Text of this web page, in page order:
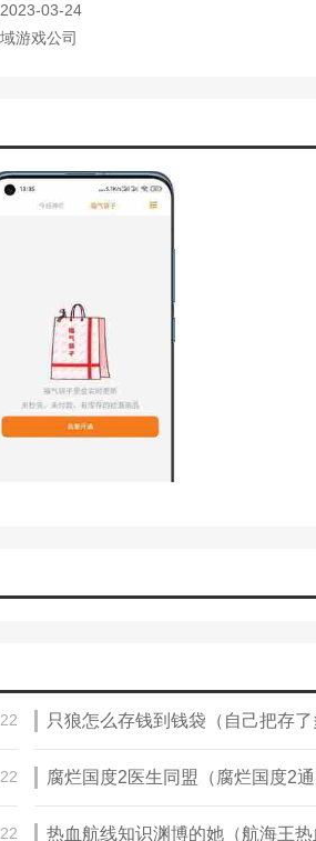
各种购物需求。
用方便。
可供选择，可以满足很多日常购物需求。
到最满意的产品。
软件上购买很多增值产品。
千上万的商品中找到你想要的好商品，随时
产品详情，将喜欢的商品直接加入购物车
03-24
游戏公司